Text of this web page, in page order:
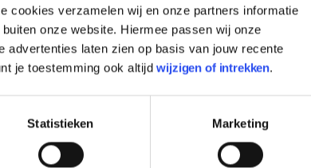
cookies verzamelen wij en onze partners informatie
onze website. Hiermee passen wij onze
laten zien op basis van jouw recente
je toestemming ook altijd wijzigen of intrekken.
Statistieken Marketing